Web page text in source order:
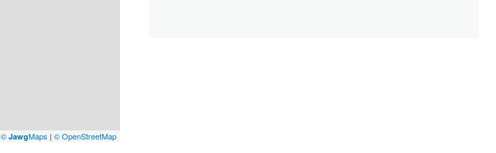
© JawgMaps | © OpenStreetMap